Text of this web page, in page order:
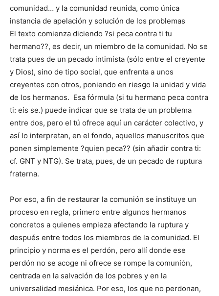
comunidad… y la comunidad reunida, como única
instancia de apelación y solución de los problemas
El texto comienza diciendo ?si peca contra ti tu
hermano??, es decir, un miembro de la comunidad. No se
trata pues de un pecado intimista (sólo entre el creyente
y Dios), sino de tipo social, que enfrenta a unos
creyentes con otros, poniendo en riesgo la unidad y vida
de los hermanos. Esa fórmula (si tu hermano peca contra
ti: eis se.) puede indicar que se trata de un problema
entre dos, pero el tú ofrece aquí un carácter colectivo, y
así lo interpretan, en el fondo, aquellos manuscritos que
ponen simplemente ?quien peca?? (sin añadir contra ti:
cf. GNT y NTG). Se trata, pues, de un pecado de ruptura
fraterna.
Por eso, a fin de restaurar la comunión se instituye un
proceso en regla, primero entre algunos hermanos
concretos a quienes empieza afectando la ruptura y
después entre todos los miembros de la comunidad. El
principio y norma es el perdón, pero allí donde ese
perdón no se acoge ni ofrece se rompe la comunión,
centrada en la salvación de los pobres y en la
universalidad mesiánica. Por eso, los que no perdonan,